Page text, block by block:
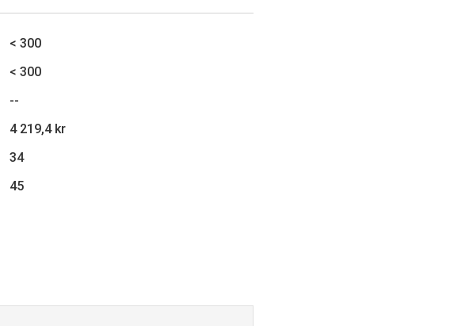
< 300
< 300
--
4 219,4 kr
34
45